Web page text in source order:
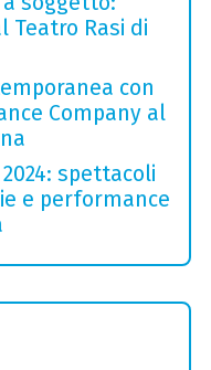
Teatro Rasi di
con
Company al
spettacoli
e performance